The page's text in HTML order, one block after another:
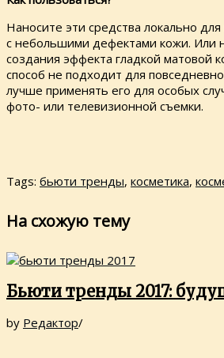
Наносите эти средства локально для
с небольшими дефектами кожи. Или
создания эффекта гладкой матовой
способ не подходит для
лучше применять его для особых
фото- или телевизионной съемки.
Tags: бьюти тренды, косметика,
На схожую тему
Бьюти тренды 2017:
by Редактор/